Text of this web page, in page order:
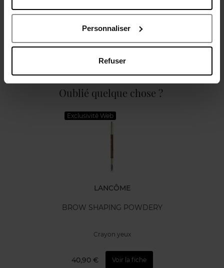
Personnaliser
Refuser
Avis client Politique relative aux avis des clients
Oublié quelque chose ?
Exclusivité Web
LANCÔME
BROW SHAPING POWDERY
Crayon yeux
40,90 € Voir la fiche